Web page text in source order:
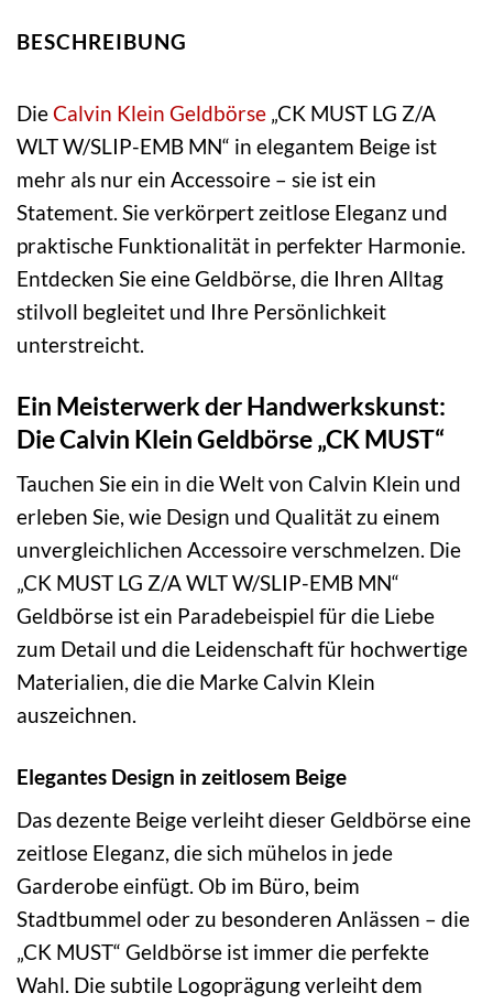
BESCHREIBUNG
DieCalvin Klein Geldbörse „CK MUST LG Z/A
WLT W/SLIP-EMB MN“ in elegantem Beige ist
mehr als nur ein Accessoire – sie ist ein
Statement. Sie verkörpert zeitlose Eleganz und
praktische Funktionalität in perfekter Harmonie.
Entdecken Sie eine Geldbörse, die Ihren Alltag
stilvoll begleitet und Ihre Persönlichkeit
unterstreicht.
Ein Meisterwerk der Handwerkskunst:
Die Calvin Klein Geldbörse „CK MUST“
Tauchen Sie ein in die Welt von Calvin Klein und
erleben Sie, wie Design und Qualität zu einem
unvergleichlichen Accessoire verschmelzen. Die
„CK MUST LG Z/A WLT W/SLIP-EMB MN“
Geldbörse ist ein Paradebeispiel für die Liebe
zum Detail und die Leidenschaft für hochwertige
Materialien, die die Marke Calvin Klein
auszeichnen.
Elegantes Design in zeitlosem Beige
Das dezente Beige verleiht dieser Geldbörse eine
zeitlose Eleganz, die sich mühelos in jede
Garderobe einfügt. Ob im Büro, beim
Stadtbummel oder zu besonderen Anlässen – die
„CK MUST“ Geldbörse ist immer die perfekte
Wahl. Die subtile Logoprägung verleiht dem